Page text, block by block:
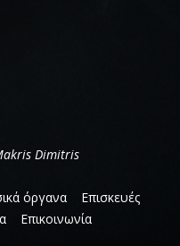
Dimitris
όργανα
Επισκευές
Επικοινωνία